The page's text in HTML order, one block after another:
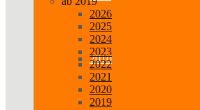
2010
2026
2025
2024
2023
2022
2021
2020
2019